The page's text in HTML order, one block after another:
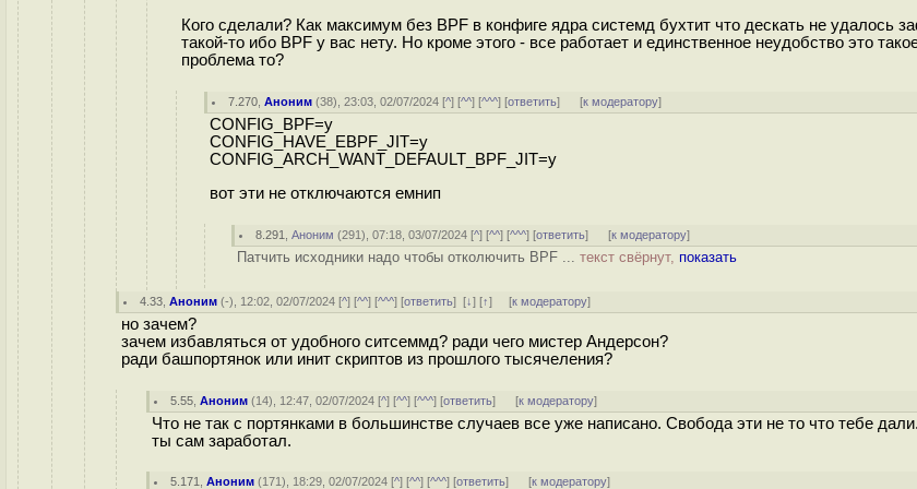
Кого сделали? Как максимум без BPF в конфиге ядра системд бухтит что дескать не удалось
такой-то ибо BPF у вас нету. Но кроме этого - все работает и единственное неудобство это
проблема то?
7.270 ,Аноним (38), 23:03, 02/07/2024 [^] [^^] [^^^] [ответить] [к модератору]
CONFIG_BPF=y
CONFIG_HAVE_EBPF_JIT=y
CONFIG_ARCH_WANT_DEFAULT_BPF_JIT=y
вот эти не отключаются емнип
8.291 ,Аноним (291), 07:18, 03/07/2024 [^] [^^] [^^^] [ответить] [к модератору]
Патчить исходники надо чтобы отколючить BPF ... текст свёрнут, показать
4.33 ,Аноним (-), 12:02, 02/07/2024 [^] [^^] [^^^] [ответить][↓] [↑] [к модератору]
но зачем?
зачем избавляться от удобного ситсеммд? ради чего мистер Андерсон?
ради башпортянок или инит скриптов из прошлого тысячеления?
5.55 ,Аноним (14), 12:47, 02/07/2024 [^] [^^] [^^^] [ответить] [к модератору]
Что не так с портянками в большинстве случаев все уже написано. Свобода эти не то что тебе
ты сам заработал.
5.171 ,Аноним (171), 18:29, 02/07/2024 [^] [^^] [^^^] [ответить] [к модератору]